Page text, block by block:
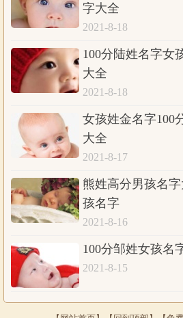
字大全
2021-8-18
100分陆姓名字女
大全
2021-8-18
女孩姓金名字100
大全
2021-8-17
熊姓高分男孩名
孩名字
2021-8-16
100分邹姓女孩名
2021-8-15